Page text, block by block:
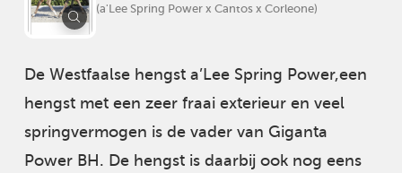
(a'Lee Spring Power x Cantos x Corleone)
De Westfaalse hengst a’Lee Spring Power,een
hengst met een zeer fraai exterieur en veel
springvermogen is de vader van Giganta
Power BH. De hengst is daarbij ook nog eens